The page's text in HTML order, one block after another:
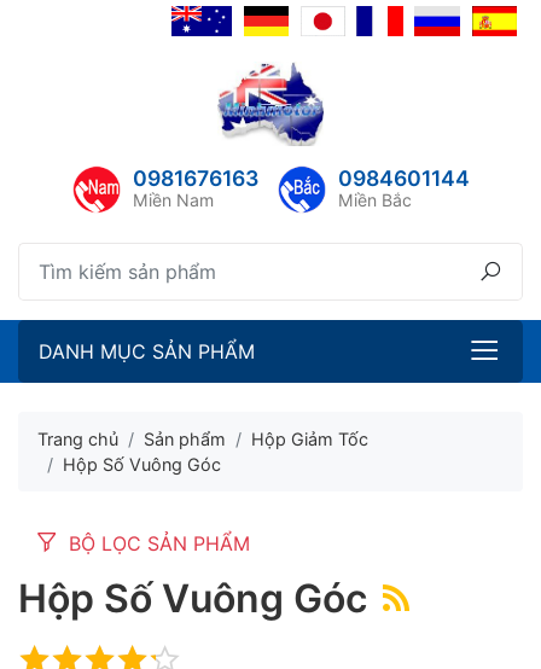
0981676163
Miền Nam
0984601144
Miền Bắc
DANH MỤC SẢN PHẨM
Trang chủ Sản phẩm
Hộp Giảm Tốc
Hộp Số Vuông Góc
BỘ LỌC SẢN PHẨM
Hộp Số Vuông Góc